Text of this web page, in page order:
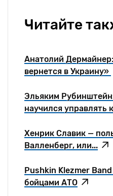
Читайте
Анатолий
вернется в Украину»
Эльяким
научился управлять
Хенрик Славик —
Валленберг, или...
Pushkin Klezmer
бойцами АТО